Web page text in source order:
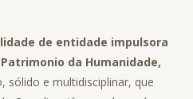
de entidade impulsora
da Humanidade,
sólido e multidisciplinar, que